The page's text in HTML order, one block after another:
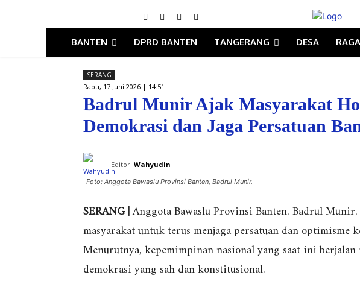
BANTEN DPRD BANTEN TANGERANG DESA
SERANG
Rabu, 17 Juni 2026 | 14:51
Badrul Munir Ajak Masyarakat
Demokrasi dan Jaga Persatuan
Editor: Wahyudin
Foto: Anggota Bawaslu Provinsi Banten, Badrul Munir.
SERANG |Anggota Bawaslu Provinsi Banten, Badrul
masyarakat untuk terus menjaga persatuan dan optimisme
Menurutnya, kepemimpinan nasional yang saat ini
demokrasi yang sah dan konstitusional.